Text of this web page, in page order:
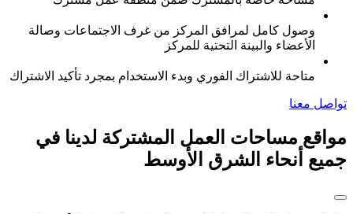
وصول كامل لمرافق المركز من غرف الاجتماعات وصالة
الأعضاء والبينة التحتية للمركز
متاحة للاشتراك الفوري وبدء الاستخدام بمجرد تأكيد الاشتراك
تواصل معنا
مواقع مساحات العمل المشتركة لدينا في
جميع أنحاء الشرق الأوسط